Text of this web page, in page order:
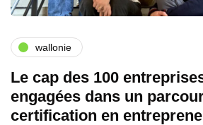
wallonie
Le cap des 100
engagées dans un
certification en